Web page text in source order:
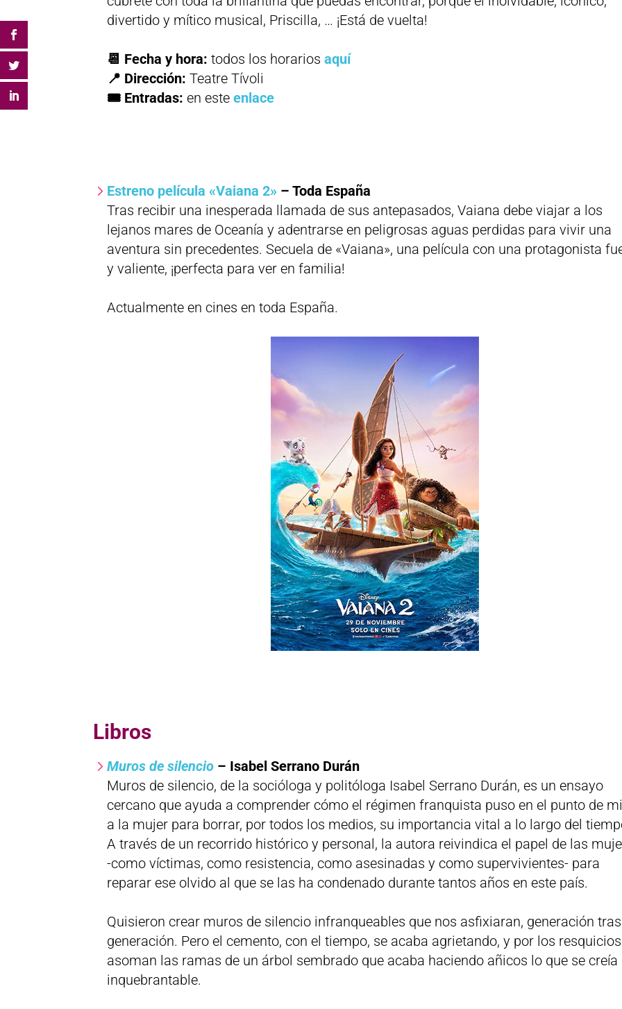
divertido y mítico musical, Priscilla, … ¡Está de vuelta!
📆 Fecha y hora:todos los horarios aquí
📍 Dirección:Teatre Tívoli
🎟 Entradas:en esteenlace
Estreno película «Vaiana 2» – Toda España
Tras recibir una inesperada llamada de sus antepasados, Vaiana debe viajar a los
lejanos mares de Oceanía y adentrarse en peligrosas aguas perdidas para vivir una
aventura sin precedentes. Secuela de «Vaiana», una película con una protagonista
y valiente, ¡perfecta para ver en familia!
Actualmente en cines en toda España.
Libros
Muros de silencio – Isabel Serrano Durán
Muros de silencio, de la socióloga y politóloga Isabel Serrano Durán, es un ensayo
cercano que ayuda a comprender cómo el régimen franquista puso en el punto de
a la mujer para borrar, por todos los medios, su importancia vital a lo largo del
A través de un recorrido histórico y personal, la autora reivindica el papel de las
-como víctimas, como resistencia, como asesinadas y como supervivientes- para
reparar ese olvido al que se las ha condenado durante tantos años en este país.
Quisieron crear muros de silencio infranqueables que nos asfixiaran, generación tras
generación. Pero el cemento, con el tiempo, se acaba agrietando, y por los
asoman las ramas de un árbol sembrado que acaba haciendo añicos lo que se creía
inquebrantable.